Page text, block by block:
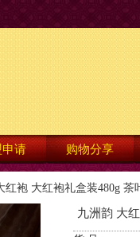
申请 购物分享
袍 大红袍礼盒装480g 茶
九洲韵 大